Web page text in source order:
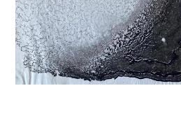
A – RÉALITÉ
B – COMPOSITIONS
C – SILENCE ET
D – PAYSAGISME
E – PAYSAGES